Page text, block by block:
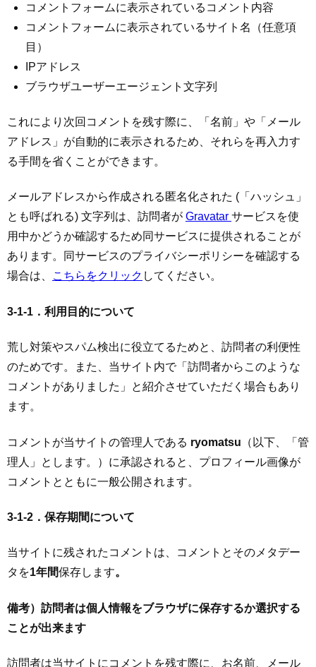
コメントフォームに表示されているコメント内容
コメントフォームに表示されているサイト名（任意項
目）
IPアドレス
ブラウザユーザーエージェント文字列
これにより次回コメントを残す際に、「名前」や「メール
アドレス」が自動的に表示されるため、それらを再入力す
る手間を省くことができます。
メールアドレスから作成される匿名化された (「ハッシュ」
とも呼ばれる) 文字列は、訪問者が Gravatar サービスを使
用中かどうか確認するため同サービスに提供されることが
あります。同サービスのプライバシーポリシーを確認する
場合は、
こちらをクリック してください。
3-1-1．利用目的について
荒し対策やスパム検出に役立てるためと、訪問者の利便性
のためです。また、当サイト内で「訪問者からこのような
コメントがありました」と紹介させていただく場合もあり
ます。
コメントが当サイトの管理人である ryomatsu （以下、「管
理人」とします。）に承認されると、プロフィール画像が
コメントとともに一般公開されます。
3-1-2．保存期間について
当サイトに残されたコメントは、コメントとそのメタデー
タを1年間保存します。
備考）訪問者は個人情報をブラウザに保存するか選択する
ことが出来ます
訪問者は当サイトにコメントを残す際に、お名前、メール